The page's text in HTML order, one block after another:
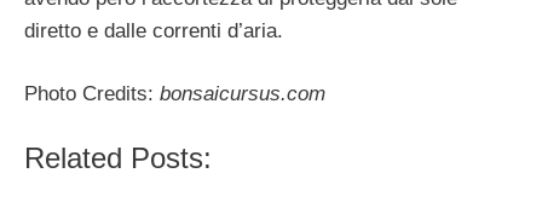
diretto e dalle correnti d’aria.
Photo Credits: bonsaicursus.com
Related Posts: